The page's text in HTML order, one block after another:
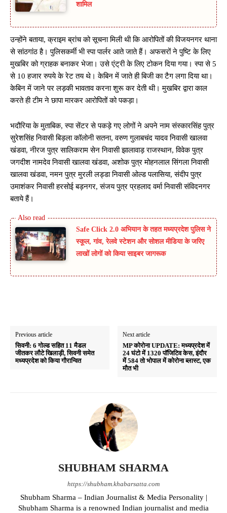
शामिल
उन्होंने बताया, क्राइम ब्रांच को सूचना मिली थी कि आरोपितों की विजयनगर थाना
से सांठगांठ है। पुलिसकर्मी भी स्पा पार्लर आते जाते हैं। अफसरों ने पुष्टि के लिए
मुखबिर को ग्राहक बनाकर भेजा। उसे एंट्री के लिए टोकन दिया गया। स्पा से 5
से 10 हजार रुपये के रेट तय थे। केबिन में जाते ही बिजी का टैग लगा दिया था।
केबिन में जाने पर लड़की भावताव करना शुरू कर देती थी। मुखबिर द्वारा काल
करते ही टीम ने छापा मारकर आरोपितों को पकड़ा।
भदौरिया के मुताबिक, स्पा सेंटर से पकड़े गए लोगों ने अपने नाम संस्कारसिंह पुत्र
सुरेशसिंह निवासी बिड़ला कॉलोनी सतना, वरुण गुलाबचंद यादव निवासी खालवा
खंडवा, नीरज पुत्र सालिकराम सेन निवासी झालावाड़ राजस्थान, विवेक पुत्र
जगदीश नामदेव निवासी खालवा खंडवा, अशोक पुत्र मोहनलाल सिंगला निवासी
खालवा खंडवा, नमन पुत्र मुरली लड्डा निवासी ओल्ड पलासिया, संदीप पुत्र
उमाशंकर निवासी हरसोई बड़नगर, संजय पुत्र प्रहलाद वर्मा निवासी संविदनगर
बताये हैं।
Safe Click 2.0 अभियान के तहत मध्यप्रदेश पुलिस ने
स्कूल, गांव, रेलवे स्टेशन और सोशल मीडिया के जरिए
लाखों लोगों को किया साइबर जागरूक
Previous article
सिवनी: 6 गोल्ड सहित 11 मैडल
जीतकर लौटे खिलाड़ी, सिवनी समेत
मध्यप्रदेश को किया गौरान्वित
Next article
MP कोरोना UPDATE: मध्यप्रदेश में
24 घंटो में 1320 पॉजिटिव केस, इंदौर
में 584 तो भोपाल में कोरोना ब्लास्ट, एक
मौत भी
SHUBHAM SHARMA
https://shubham.khabarsatta.com
Shubham Sharma – Indian Journalist & Media Personality |
Shubham Sharma is a renowned Indian journalist and media